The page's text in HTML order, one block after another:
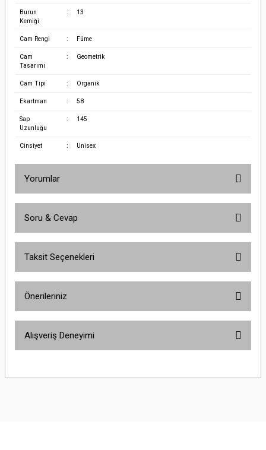
Burun
Kemiği
: 13
Cam Rengi : Füme
Cam
Tasarımı
: Geometrik
Cam Tipi : Organik
Ekartman : 58
Sap
Uzunluğu
: 145
Cinsiyet : Unisex
Yorumlar
Soru & Cevap
Taksit Seçenekleri
Önerileriniz
yetersiz gördüğünüz noktaları öneri formunu kullanarak tarafımıza
Alışveriş Deneyimi